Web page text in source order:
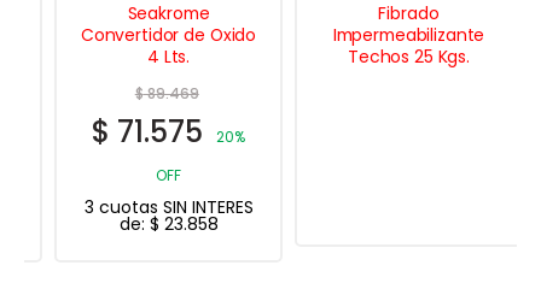
Seakrome
Convertidor de Oxido
4 Lts.
89.469
71.575
20%
OFF
3 cuotas SIN INTERES
de:$23.858
Fibrado
Impermeabilizante
Techos 25 Kgs.